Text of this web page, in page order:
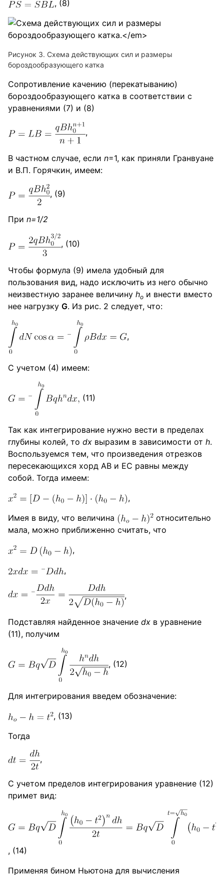
, (8)
Рисунок 3. Схема действующих сил и размеры
бороздообразующего катка
Сопротивление качению (перекатыванию)
бороздообразующего катка в соответствии с
уравнениями (7) и (8)
,
В частном случае, если n=1, как приняли Гранвуане
и В.П. Горячкин, имеем:
, (9)
При n=1/2
, (10)
Чтобы формула (9) имела удобный для
пользования вид, надо исключить из него обычно
неизвестную заранее величину hо и внести вместо
нее нагрузку G. Из рис. 2 следует, что:
,
С учетом (4) имеем:
(11)
Так как интегрирование нужно вести в пределах
глубины колей, то dx выразим в зависимости от h.
Воспользуемся тем, что произведения отрезков
пересекающихся хорд АВ и ЕС равны между
собой. Тогда имеем:
,
Имея в виду, что величина
относительно
мала, можно приближенно считать, что
,
,
,
Подставляя найденное значение dx в уравнение
(11), получим
, (12)
Для интегрирования введем обозначение:
, (13)
Тогда
,
С учетом пределов интегрирования уравнение (12)
примет вид:
, (14)
Применяя бином Ньютона для вычисления